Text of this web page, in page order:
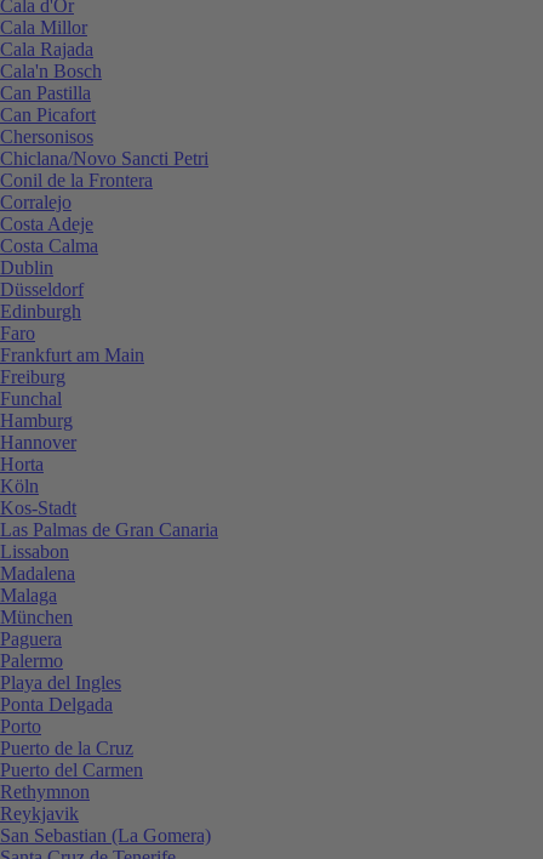
Cala d'Or
Cala Millor
Cala Rajada
Cala'n Bosch
Can Pastilla
Can Picafort
Chersonisos
Chiclana/Novo Sancti Petri
Conil de la Frontera
Corralejo
Costa Adeje
Costa Calma
Dublin
Düsseldorf
Edinburgh
Faro
Frankfurt am Main
Freiburg
Funchal
Hamburg
Hannover
Horta
Köln
Kos-Stadt
Las Palmas de Gran Canaria
Lissabon
Madalena
Malaga
München
Paguera
Palermo
Playa del Ingles
Ponta Delgada
Porto
Puerto de la Cruz
Puerto del Carmen
Rethymnon
Reykjavik
San Sebastian (La Gomera)